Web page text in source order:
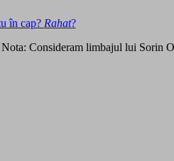
în cap? Rahat?
Consideram limbajul lui Sorin